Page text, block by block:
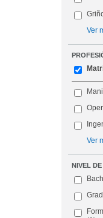
Ver
Ver
NIVEL